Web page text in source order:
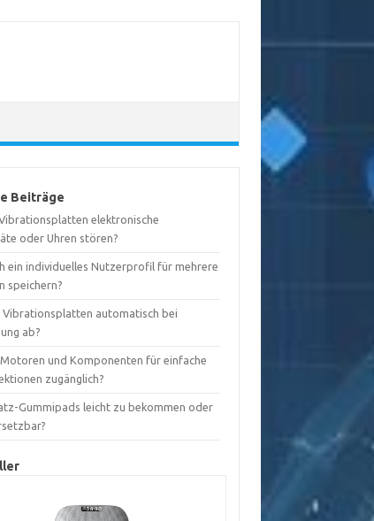
Beiträge
elektronische
oder Uhren stören?
ein individuelles Nutzerprofil für mehrere
speichern?
Vibrationsplatten automatisch bei
ab?
und Komponenten für einfache
zugänglich?
Gummipads leicht zu bekommen oder